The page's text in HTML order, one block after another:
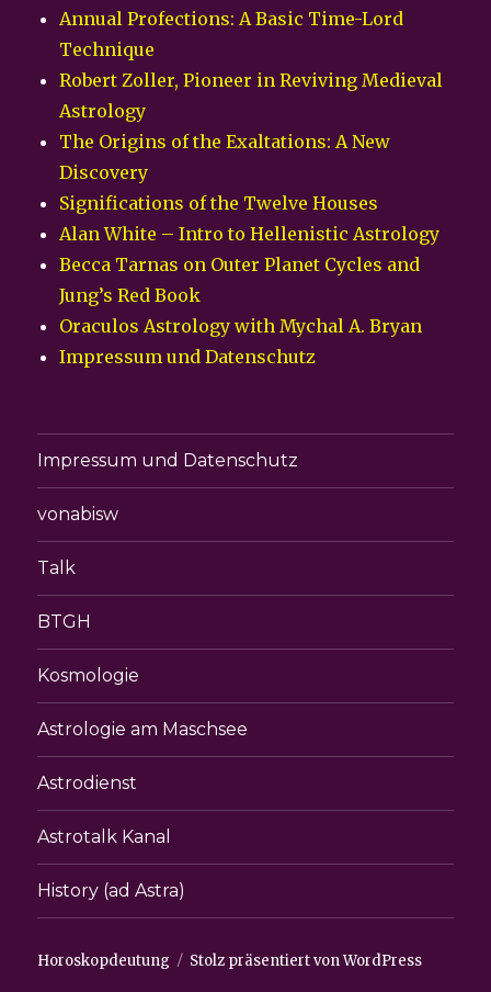
Annual Profections: A Basic Time-Lord
Technique
Robert Zoller, Pioneer in Reviving Medieval
Astrology
The Origins of the Exaltations: A New
Discovery
Significations of the Twelve Houses
Alan White – Intro to Hellenistic Astrology
Becca Tarnas on Outer Planet Cycles and
Jung’s Red Book
Oraculos Astrology with Mychal A. Bryan
Impressum und Datenschutz
Impressum und Datenschutz
vonabisw
Talk
BTGH
Kosmologie
Astrologie am Maschsee
Astrodienst
Astrotalk Kanal
History (ad Astra)
Horoskopdeutung Stolz präsentiert von WordPress